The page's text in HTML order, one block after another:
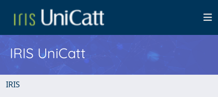
IRIS UniCatt
IRIS